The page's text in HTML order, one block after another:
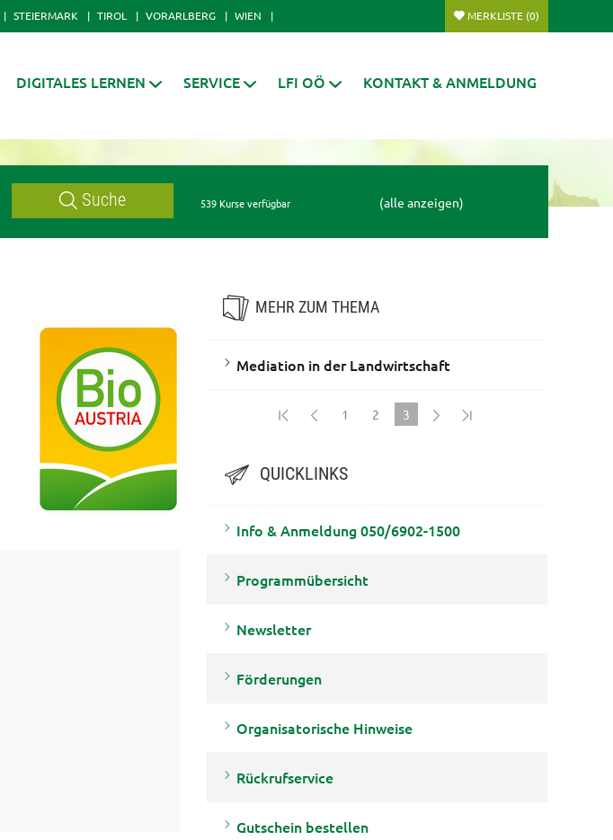
STEIERMARK TIROL VORARLBERG WIEN MERKLISTE (0)
DIGITALES LERNEN SERVICE LFI OÖ KONTAKT & ANMELDUNG
Suche 539 Kurse verfügbar (alle anzeigen)
MEHR ZUM THEMA
Mediation in der Landwirtschaft
1 2
3
QUICKLINKS
Info & Anmeldung 050/6902-1500
Programmübersicht
Newsletter
Förderungen
Organisatorische Hinweise
Rückrufservice
Gutschein bestellen